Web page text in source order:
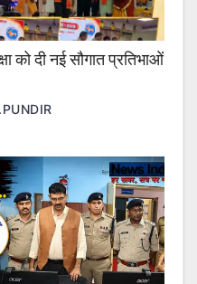
को दी नई सौगात प्रतिभाओं